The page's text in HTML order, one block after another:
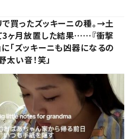
で買ったズッキーニの種。→土
3ヶ月放置した結果……『衝撃
に「ズッキーニも凶器になるの
野太い音！笑」